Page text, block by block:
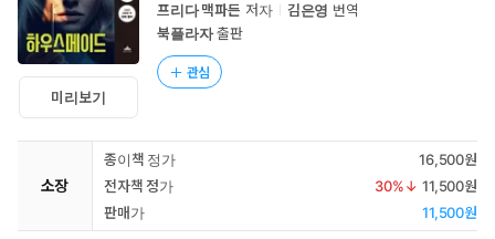
미리보기
프리다 맥파든 저자 김은영 번역
북플라자출판
관심
소장
종이책 정가
16,500원
전자책 정가
30%↓ 11,500원
판매가
11,500원